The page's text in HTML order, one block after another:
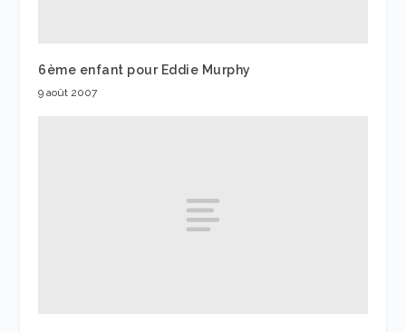
6ème enfant pour Eddie Murphy
9 août 2007